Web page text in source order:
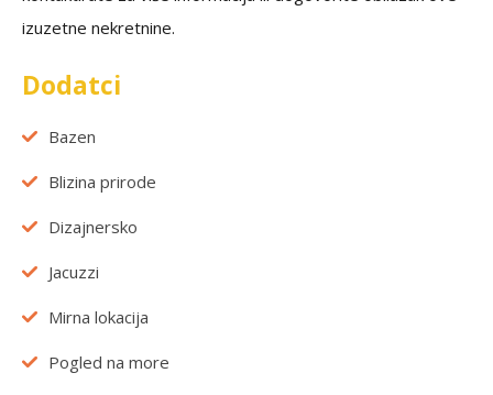
izuzetne nekretnine.
Dodatci
Bazen
Blizina prirode
Dizajnersko
Jacuzzi
Mirna lokacija
Pogled na more